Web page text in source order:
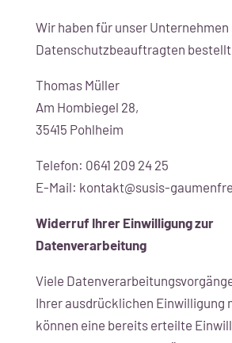
Wir haben für unser Unternehmen
Datenschutzbeauftragten
Thomas Müller
Am Hombiegel 28,
35415 Pohlheim
Telefon: 0641 209 24 25
E-Mail: kontakt@susis-
Widerruf Ihrer Einwilligung zur
Datenverarbeitung
Viele
Ihrer ausdrücklichen Einwilligung
können eine bereits erteilte